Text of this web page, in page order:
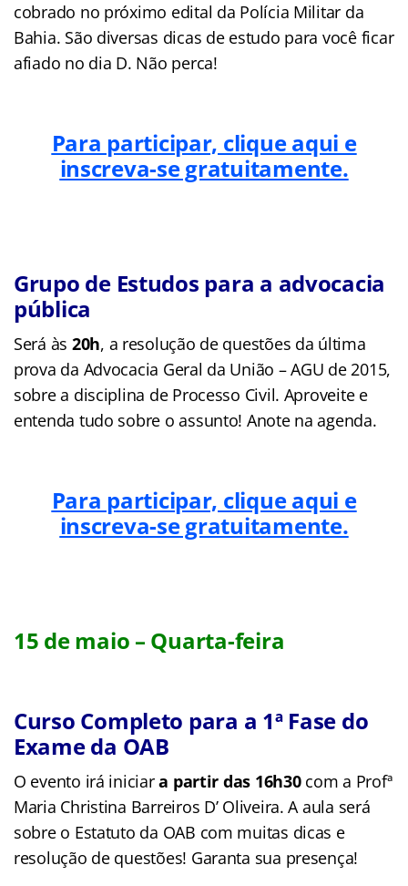
cobrado no próximo edital da Polícia Militar da
Bahia. São diversas dicas de estudo para você ficar
afiado no dia D. Não perca!
Para participar, clique aqui e
inscreva-se gratuitamente.
Grupo de Estudos para a advocacia
pública
Será às 20h, a resolução de questões da última
prova da Advocacia Geral da União – AGU de 2015,
sobre a disciplina de Processo Civil. Aproveite e
entenda tudo sobre o assunto! Anote na agenda.
Para participar, clique aqui e
inscreva-se gratuitamente.
15 de maio – Quarta-feira
Curso Completo para a 1ª Fase do
Exame da OAB
O evento irá iniciara partir das 16h30com a Profª
Maria Christina Barreiros D’ Oliveira. A aula será
sobre o Estatuto da OAB com muitas dicas e
resolução de questões! Garanta sua presença!